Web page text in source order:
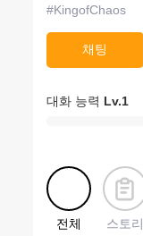
#KingofChaos
채팅
대화 능력 Lv.1
전체 스토리